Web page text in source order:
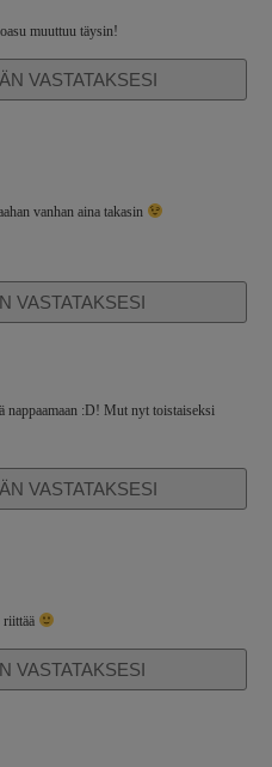
muuttuu täysin!
VASTATAKSESI
vanhan aina takasin
VASTATAKSESI
nappaamaan :D! Mut nyt toistaiseksi
VASTATAKSESI
riittää
VASTATAKSESI